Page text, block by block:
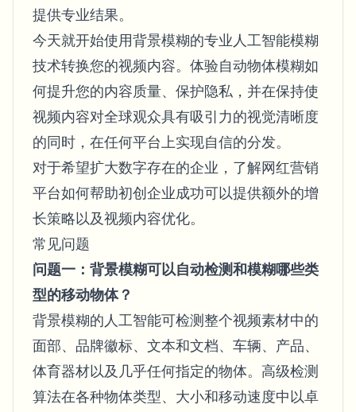
提供专业结果。
今天就开始使用背景模糊的专业人工智能模糊
技术转换您的视频内容。体验自动物体模糊如
何提升您的内容质量、保护隐私，并在保持使
视频内容对全球观众具有吸引力的视觉清晰度
的同时，在任何平台上实现自信的分发。
对于希望扩大数字存在的企业，了解网红营销
平台如何帮助初创企业成功可以提供额外的增
长策略以及视频内容优化。
常见问题
问题一：背景模糊可以自动检测和模糊哪些类
型的移动物体？
背景模糊的人工智能可检测整个视频素材中的
面部、品牌徽标、文本和文档、车辆、产品、
体育器材以及几乎任何指定的物体。高级检测
算法在各种物体类型、大小和移动速度中以卓